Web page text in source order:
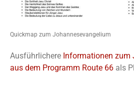
Quickmap zum Johannesevangelium
Ausführlichere Informationen zum
aus dem Programm Route 66 als